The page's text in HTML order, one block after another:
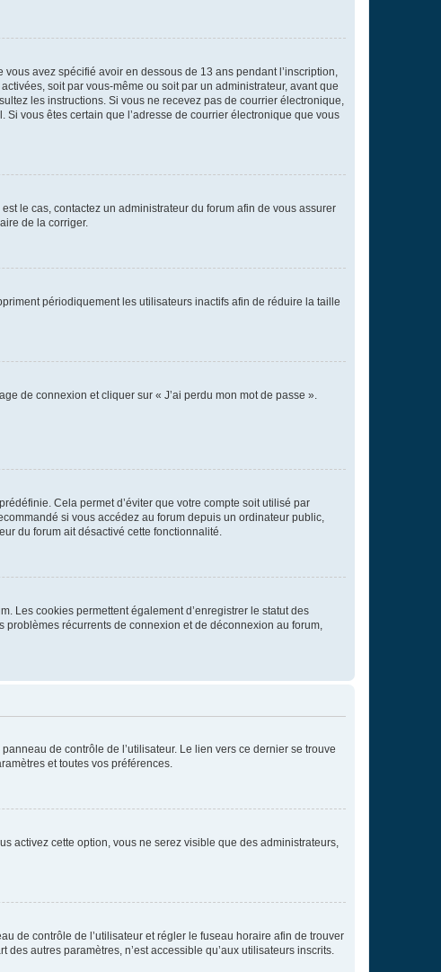
avez spécifié avoir en dessous de 13 ans pendant l’inscription,
soit par vous-même ou soit par un administrateur, avant que
les instructions. Si vous ne recevez pas de courrier électronique,
vous êtes certain que l’adresse de courrier électronique que vous
le cas, contactez un administrateur du forum afin de vous assurer
de la corriger.
périodiquement les utilisateurs inactifs afin de réduire la taille
de connexion et cliquer sur « J’ai perdu mon mot de passe ».
Cela permet d’éviter que votre compte soit utilisé par
si vous accédez au forum depuis un ordinateur public,
du forum ait désactivé cette fonctionnalité.
Les cookies permettent également d’enregistrer le statut des
récurrents de connexion et de déconnexion au forum,
de contrôle de l’utilisateur. Le lien vers ce dernier se trouve
et toutes vos préférences.
activez cette option, vous ne serez visible que des administrateurs,
de contrôle de l’utilisateur et régler le fuseau horaire afin de trouver
autres paramètres, n’est accessible qu’aux utilisateurs inscrits.